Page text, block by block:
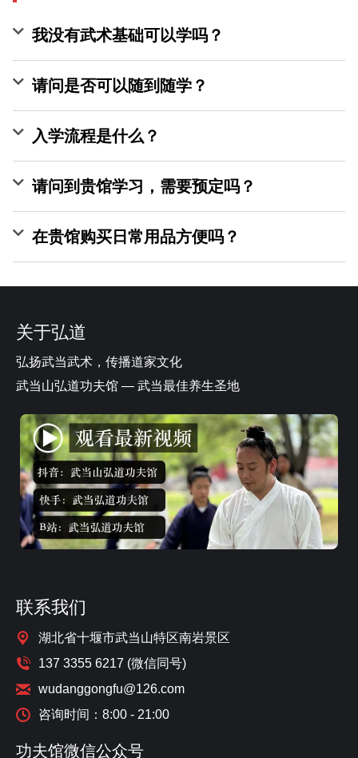
我没有武术基础可以学吗？
请问是否可以随到随学？
入学流程是什么？
请问到贵馆学习，需要预定吗？
在贵馆购买日常用品方便吗？
关于弘道
弘扬武当武术，传播道家文化
武当山弘道功夫馆 — 武当最佳养生圣地
联系我们
湖北省十堰市武当山特区南岩景区
137 3355 6217 (微信同号)
wudanggongfu@126.com
咨询时间：8:00 - 21:00
功夫馆微信公众号